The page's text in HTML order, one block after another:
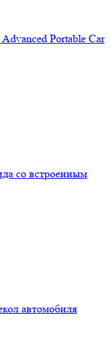
Portable Car
со встроенным
автомобиля